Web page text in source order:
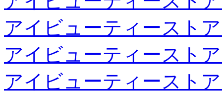
アイビューティースト
アイビューティースト
アイビューティースト